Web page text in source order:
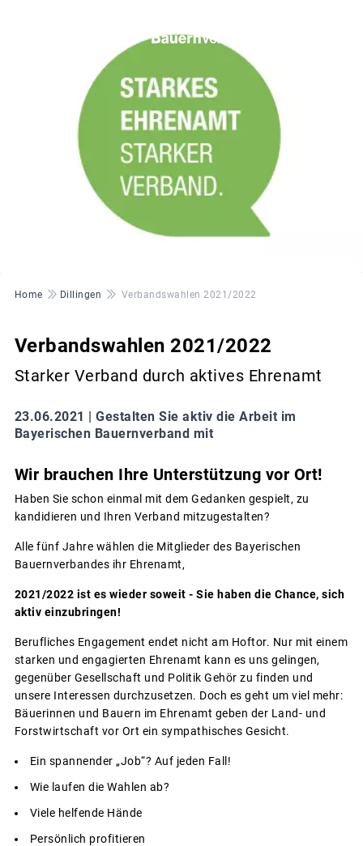
Pfadnavigation
Home Dillingen Verbandswahlen 2021/2022
Verbandswahlen 2021/2022
Starker Verband durch aktives Ehrenamt
23.06.2021 | Gestalten Sie aktiv die Arbeit im
Bayerischen Bauernverband mit
Wir brauchen Ihre Unterstützung vor Ort!
Haben Sie schon einmal mit dem Gedanken gespielt, zu
kandidieren und Ihren Verband mitzugestalten?
Alle fünf Jahre wählen die Mitglieder des Bayerischen
Bauernverbandes ihr Ehrenamt,
2021/2022 ist es wieder soweit - Sie haben die Chance, sich
aktiv einzubringen!
Berufliches Engagement endet nicht am Hoftor. Nur mit einem
starken und engagierten Ehrenamt kann es uns gelingen,
gegenüber Gesellschaft und Politik Gehör zu finden und
unsere Interessen durchzusetzen. Doch es geht um viel mehr:
Bäuerinnen und Bauern im Ehrenamt geben der Land- und
Forstwirtschaft vor Ort ein sympathisches Gesicht.
Ein spannender „Job“? Auf jeden Fall!
Wie laufen die Wahlen ab?
Viele helfende Hände
Persönlich profitieren